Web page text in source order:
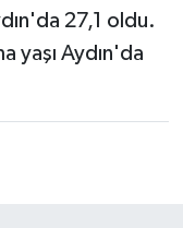
27,1 oldu.
yaşı Aydın'da